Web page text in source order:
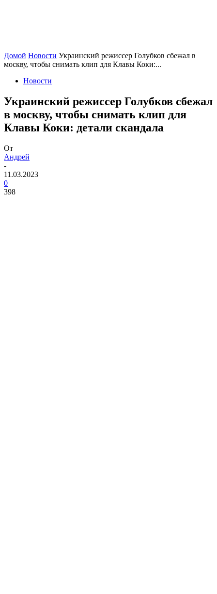
Домой Новости Украинский режиссер Голубков сбежал в
москву, чтобы снимать клип для Клавы Коки:...
Новости
Украинский режиссер Голубков сбежал
в москву, чтобы снимать клип для
Клавы Коки: детали скандала
От
Андрей
-
11.03.2023
0
398